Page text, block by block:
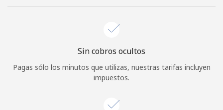
Sin cobros ocultos
Pagas sólo los minutos que utilizas, nuestras tarifas incluyen
impuestos.